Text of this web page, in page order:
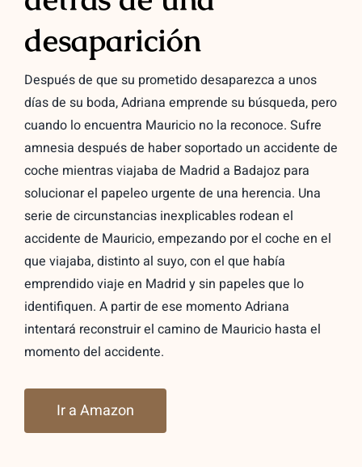
desaparición
Después de que su prometido desaparezca a unos
días de su boda, Adriana emprende su búsqueda, pero
cuando lo encuentra Mauricio no la reconoce. Sufre
amnesia después de haber soportado un accidente de
coche mientras viajaba de Madrid a Badajoz para
solucionar el papeleo urgente de una herencia. Una
serie de circunstancias inexplicables rodean el
accidente de Mauricio, empezando por el coche en el
que viajaba, distinto al suyo, con el que había
emprendido viaje en Madrid y sin papeles que lo
identifiquen. A partir de ese momento Adriana
intentará reconstruir el camino de Mauricio hasta el
momento del accidente.
Ir a Amazon